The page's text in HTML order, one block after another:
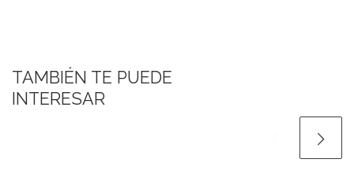
TAMBIÉN TE PUEDE
INTERESAR